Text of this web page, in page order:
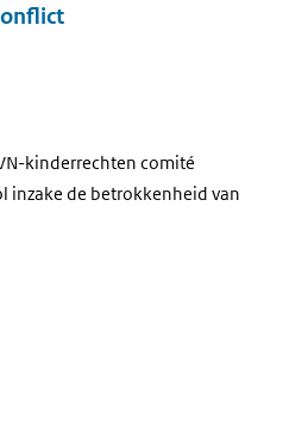
kinderrechten comité
inzake de betrokkenheid van